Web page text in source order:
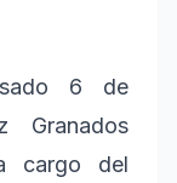
6 de
Granados
cargo del